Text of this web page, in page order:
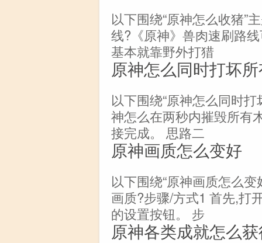
以下围绕“原神怎么收猪”
线?《原神》兽肉速刷路
基本就靠野外打猎
原神怎么同时打坏
以下围绕“原神怎么同时
神怎么在两秒内摧毁所有
接完成。 思路二
原神画质怎么变好
以下围绕“原神画质怎么
画质?步骤/方式1 首先,打
的设置按钮。 步
原神各类成就怎么